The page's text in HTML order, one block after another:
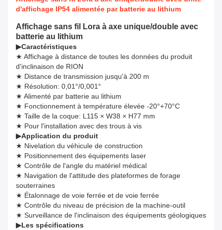
d'affichage IP54 alimentée par batterie au lithium
Affichage sans fil Lora à axe unique/double avec
batterie au lithium
▶Caractéristiques
★ Affichage à distance de toutes les données du produit
d'inclinaison de RION
★ Distance de transmission jusqu'à 200 m
★ Résolution: 0,01°/0,001°
★ Alimenté par batterie au lithium
★ Fonctionnement à température élevée -20°+70°C
★ Taille de la coque: L115 × W38 × H77 mm
★ Pour l'installation avec des trous à vis
▶Application du produit
★ Nivelation du véhicule de construction
★ Positionnement des équipements laser
★ Contrôle de l'angle du matériel médical
★ Navigation de l'attitude des plateformes de forage
souterraines
★ Étalonnage de voie ferrée et de voie ferrée
★ Contrôle du niveau de précision de la machine-outil
★ Surveillance de l'inclinaison des équipements géologiques
▶Les spécifications